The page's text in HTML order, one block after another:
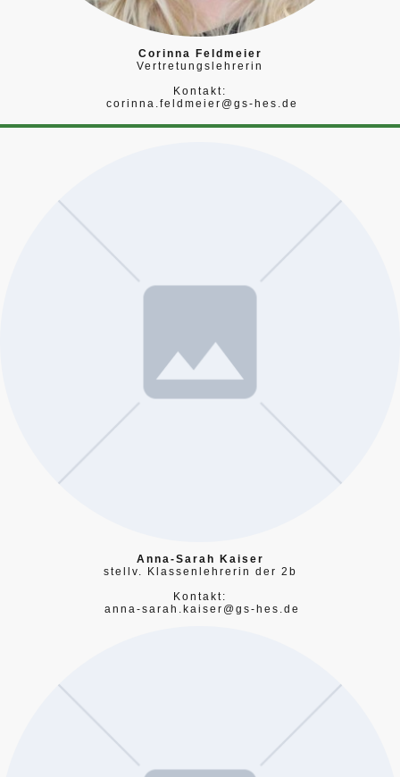
Corinna Feldmeier
Vertretungslehrerin
Kontakt:
corinna.feldmeier@gs-hes.de
Anna-Sarah Kaiser
stellv. Klassenlehrerin der 2b
Kontakt:
anna-sarah.kaiser@gs-hes.de